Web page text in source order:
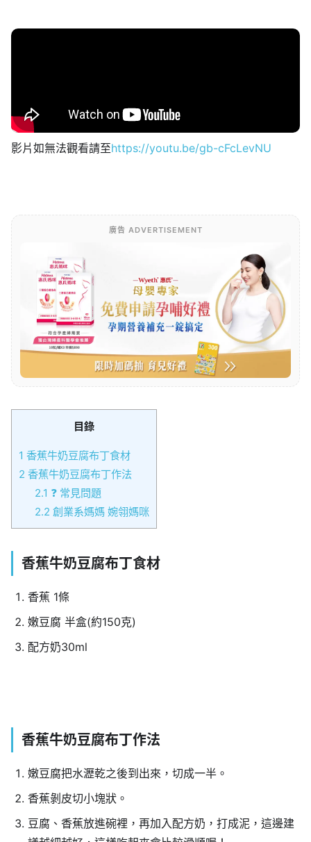
影片如無法觀看請至https://youtu.be/gb-cFcLevNU
廣告 ADVERTISEMENT
目錄
1 香蕉牛奶豆腐布丁食材
2 香蕉牛奶豆腐布丁作法
2.1 ❓ 常見問題
2.2 創業系媽媽 婉翎媽咪
香蕉牛奶豆腐布丁食材
香蕉 1條
嫩豆腐 半盒(約150克)
配方奶30ml
香蕉牛奶豆腐布丁作法
嫩豆腐把水瀝乾之後到出來，切成一半。
香蕉剝皮切小塊狀。
豆腐、香蕉放進碗裡，再加入配方奶，打成泥，這邊建